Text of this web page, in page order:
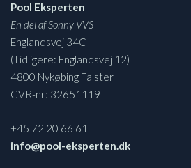
Pool Eksperten
En del af Sonny VVS
Englandsvej 34C
(Tidligere: Englandsvej 12)
4800 Nykøbing Falster
CVR-nr: 32651119
+45 72 20 66 61
info@pool-eksperten.dk